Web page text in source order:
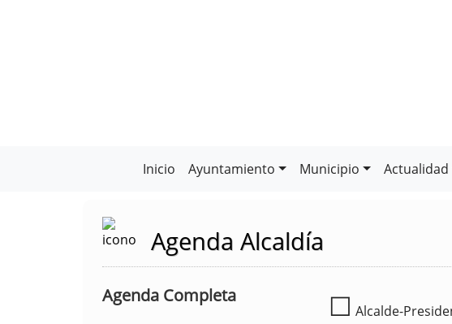
Inicio Ayuntamiento Municipio Actualidad
Agenda Alcaldía
Agenda Completa ☐ Alcalde-